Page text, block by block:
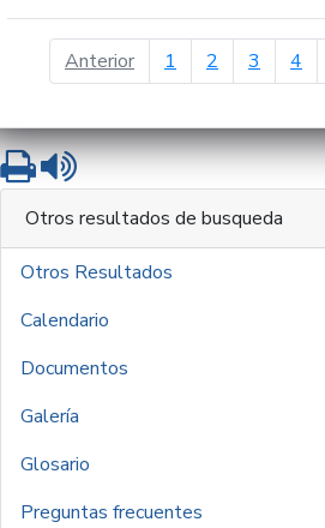
Anteriorpágina anterior
1 2 3 4
ImprimirLeer contenido
Otros resultados de busqueda
Otros Resultados
Calendario
Documentos
Galería
Glosario
Preguntas frecuentes